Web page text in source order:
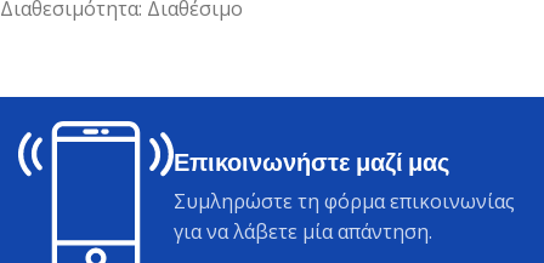
Διαθεσιμότητα: Διαθέσιμο
Επικοινωνήστε μαζί μας
Συμληρώστε τη φόρμα επικοινωνίας
για να λάβετε μία απάντηση.